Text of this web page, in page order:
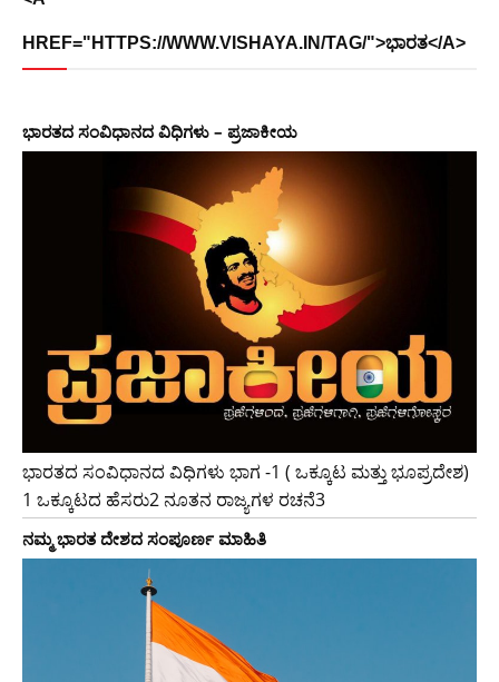
HREF="HTTPS://WWW.VISHAYA.IN/TAG/">ಭಾರತ</A>
ಭಾರತದ ಸಂವಿಧಾನದ ವಿಧಿಗಳು – ಪ್ರಜಾಕೀಯ
ಭಾರತದ ಸಂವಿಧಾನದ ವಿಧಿಗಳು ಭಾಗ -1 ( ಒಕ್ಕೂಟ ಮತ್ತು ಭೂಪ್ರದೇಶ)
1 ಒಕ್ಕೂಟದ ಹೆಸರು2 ನೂತನ ರಾಜ್ಯಗಳ ರಚನೆ3
ನಮ್ಮ ಭಾರತ ದೇಶದ ಸಂಪೂರ್ಣ ಮಾಹಿತಿ